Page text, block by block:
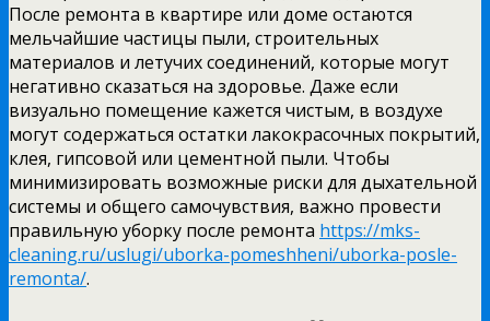
После ремонта в квартире или доме остаются
мельчайшие частицы пыли, строительных
материалов и летучих соединений, которые могут
негативно сказаться на здоровье. Даже если
визуально помещение кажется чистым, в воздухе
могут содержаться остатки лакокрасочных покрытий,
клея, гипсовой или цементной пыли. Чтобы
минимизировать возможные риски для дыхательной
системы и общего самочувствия, важно провести
правильную уборку после ремонта https://mks-
cleaning.ru/uslugi/uborka-pomeshheni/uborka-posle-
remonta/.